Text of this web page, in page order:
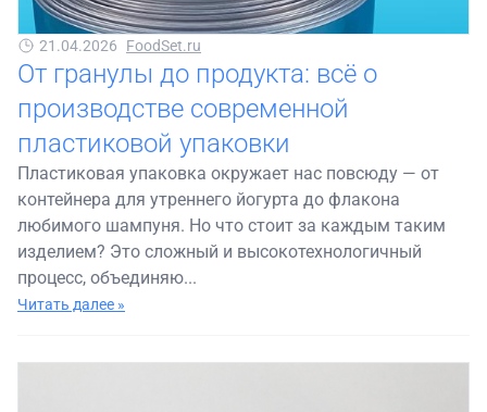
21.04.2026 FoodSet.ru
От гранулы до продукта: всё о
производстве современной
пластиковой упаковки
Пластиковая упаковка окружает нас повсюду — от
контейнера для утреннего йогурта до флакона
любимого шампуня. Но что стоит за каждым таким
изделием? Это сложный и высокотехнологичный
процесс, объединяю...
Читать далее »